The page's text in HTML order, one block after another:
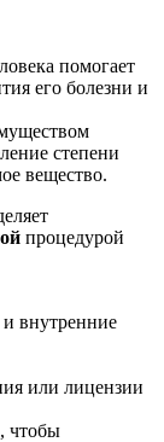
помогает
его болезни и
степени
вещество.
процедурой
и внутренние
или лицензии
чтобы